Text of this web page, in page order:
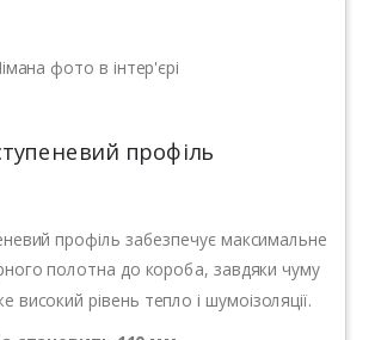
профіль
профіль забезпечує максимальне
полотна до короба, завдяки чуму
високий рівень тепло і шумоізоляції.